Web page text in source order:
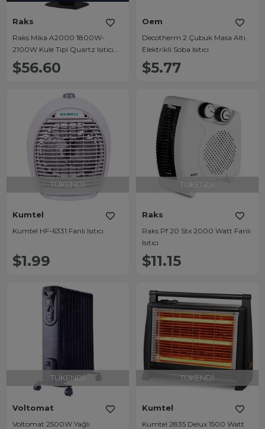
Raks
Raks Mika A2000 1800W-
2100W Kule Tipi Quartz Isıtıcı
Dik Soba
$56.60
Oem
Decotherm 2 Çubuk Masa Altı
Elektrikli Soba Isıtıcı
$5.77
TÜKENDI
Kumtel
Kumtel HF-6331 Fanlı Isıtıcı
$1.99
TÜKENDI
Raks
Raks Pf 20 Stx 2000 Watt Fanlı
Isıtıcı
$11.15
TÜKENDI
Voltomat
Voltomat 2500W Yağlı
TÜKENDI
Kumtel
Kumtel 2835 Delux 1500 Watt